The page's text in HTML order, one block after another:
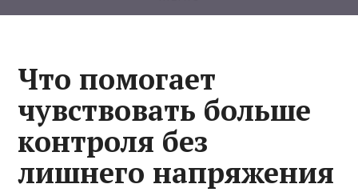
Что помогает
чувствовать больше
контроля без
лишнего напряжения